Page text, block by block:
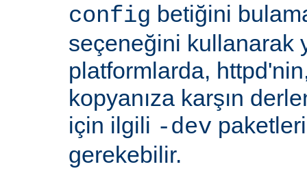
config betiğini
seçeneğini kullanarak
platformlarda,
kopyanıza karşın
için ilgili -dev
gerekebilir.